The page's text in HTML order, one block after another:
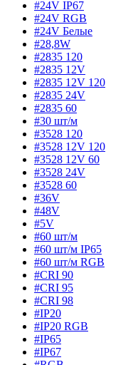
#24V IP67
#24V RGB
#24V Белые
#28,8W
#2835 120
#2835 12V
#2835 12V 120
#2835 24V
#2835 60
#30 шт/м
#3528 120
#3528 12V 120
#3528 12V 60
#3528 24V
#3528 60
#36V
#48V
#5V
#60 шт/м
#60 шт/м IP65
#60 шт/м RGB
#CRI 90
#CRI 95
#CRI 98
#IP20
#IP20 RGB
#IP65
#IP67